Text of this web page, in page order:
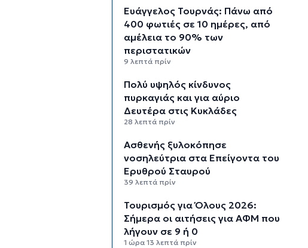
Ευάγγελος Τουρνάς: Πάνω από
400 φωτιές σε 10 ημέρες, από
αμέλεια το 90% των
περιστατικών
9 λεπτά πρίν
Πολύ υψηλός κίνδυνος
πυρκαγιάς και για αύριο
Δευτέρα στις Κυκλάδες
28 λεπτά πρίν
Ασθενής ξυλοκόπησε
νοσηλεύτρια στα Επείγοντα του
Ερυθρού Σταυρού
39 λεπτά πρίν
Τουρισμός για Όλους 2026:
Σήμερα οι αιτήσεις για ΑΦΜ που
λήγουν σε 9 ή 0
1 ώρα 13 λεπτά πρίν